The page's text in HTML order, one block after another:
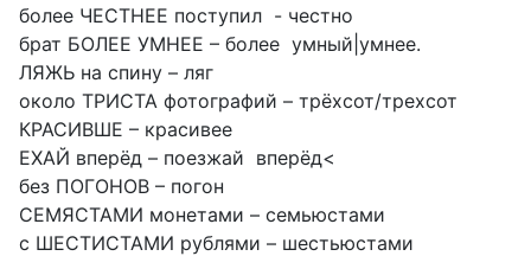
более ЧЕСТНЕЕ поступил - честно
брат БОЛЕЕ УМНЕЕ – более умный|умнее.
ЛЯЖЬ на спину – ляг
около ТРИСТА фотографий – трёхсот/трехсот
КРАСИВШЕ – красивее
ЕХАЙ вперёд – поезжай вперёд<
без ПОГОНОВ – погон
СЕМЯСТАМИ монетами – семьюстами
с ШЕСТИСТАМИ рублями – шестьюстами